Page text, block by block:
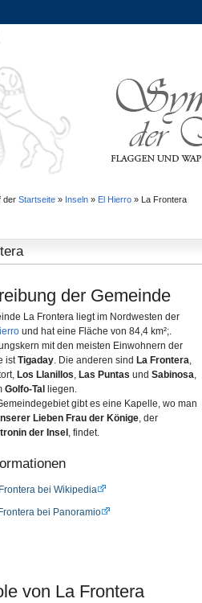
der Startseite» Inseln» El Hierro» La Frontera
der Gemeinde
La Frontera liegt im Nordwesten der
und hat eine Fläche von 84,4 km²;.
mit den meisten Einwohnern der
istTigaday. Die anderen sind La Frontera,
Los Llanillos, Las Puntas und Sabinosa,
Golfo-Tal
liegen.
gibt es eine Kapelle, wo man
Lieben Frau der Könige, der
der Insel , findet.
bei Wikipedia
bei Panoramio
von La Frontera